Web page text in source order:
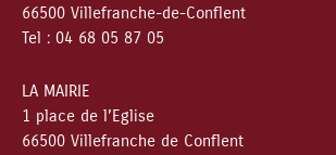
66500 Villefranche-de-Conflent
Tel : 04 68 05 87 05
LA MAIRIE
1 place de l’Eglise
66500 Villefranche de Conflent